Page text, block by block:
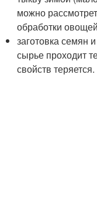
можно
обработки
заготовка семян
сырье проходит
свойств теряется.